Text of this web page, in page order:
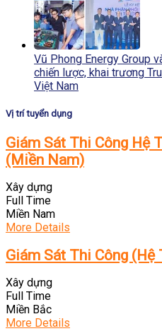
Vũ Phong Energy Group
chiến lược, khai trương
Việt Nam
Vị trí tuyển dụng
Giám Sát Thi Công Hệ
(Miền Nam)
Xây dựng
Full Time
Miền Nam
More Details
Giám Sát Thi Công
Xây dựng
Full Time
Miền Bắc
More Details